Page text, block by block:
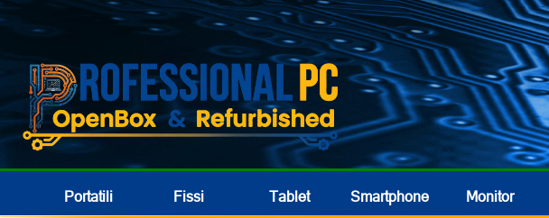
Portatili Fissi Tablet Smartphone Monitor